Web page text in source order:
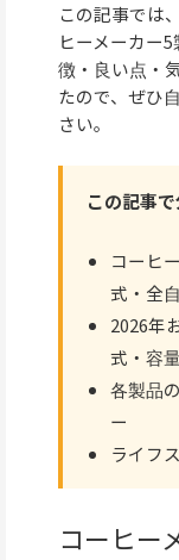
この記事では
ヒーメーカー
徴・良い点・
たので、ぜひ
さい。
この記事
コーヒ
式・全
2026年
式・容
各製品
ー
ライフ
コーヒー